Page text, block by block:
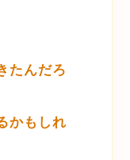
たんだろ
かもしれ